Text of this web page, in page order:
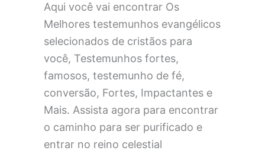
Aqui você vai encontrar Os
Melhores testemunhos evangélicos
selecionados de cristãos para
você, Testemunhos fortes,
famosos, testemunho de fé,
conversão, Fortes, Impactantes e
Mais. Assista agora para encontrar
o caminho para ser purificado e
entrar no reino celestial